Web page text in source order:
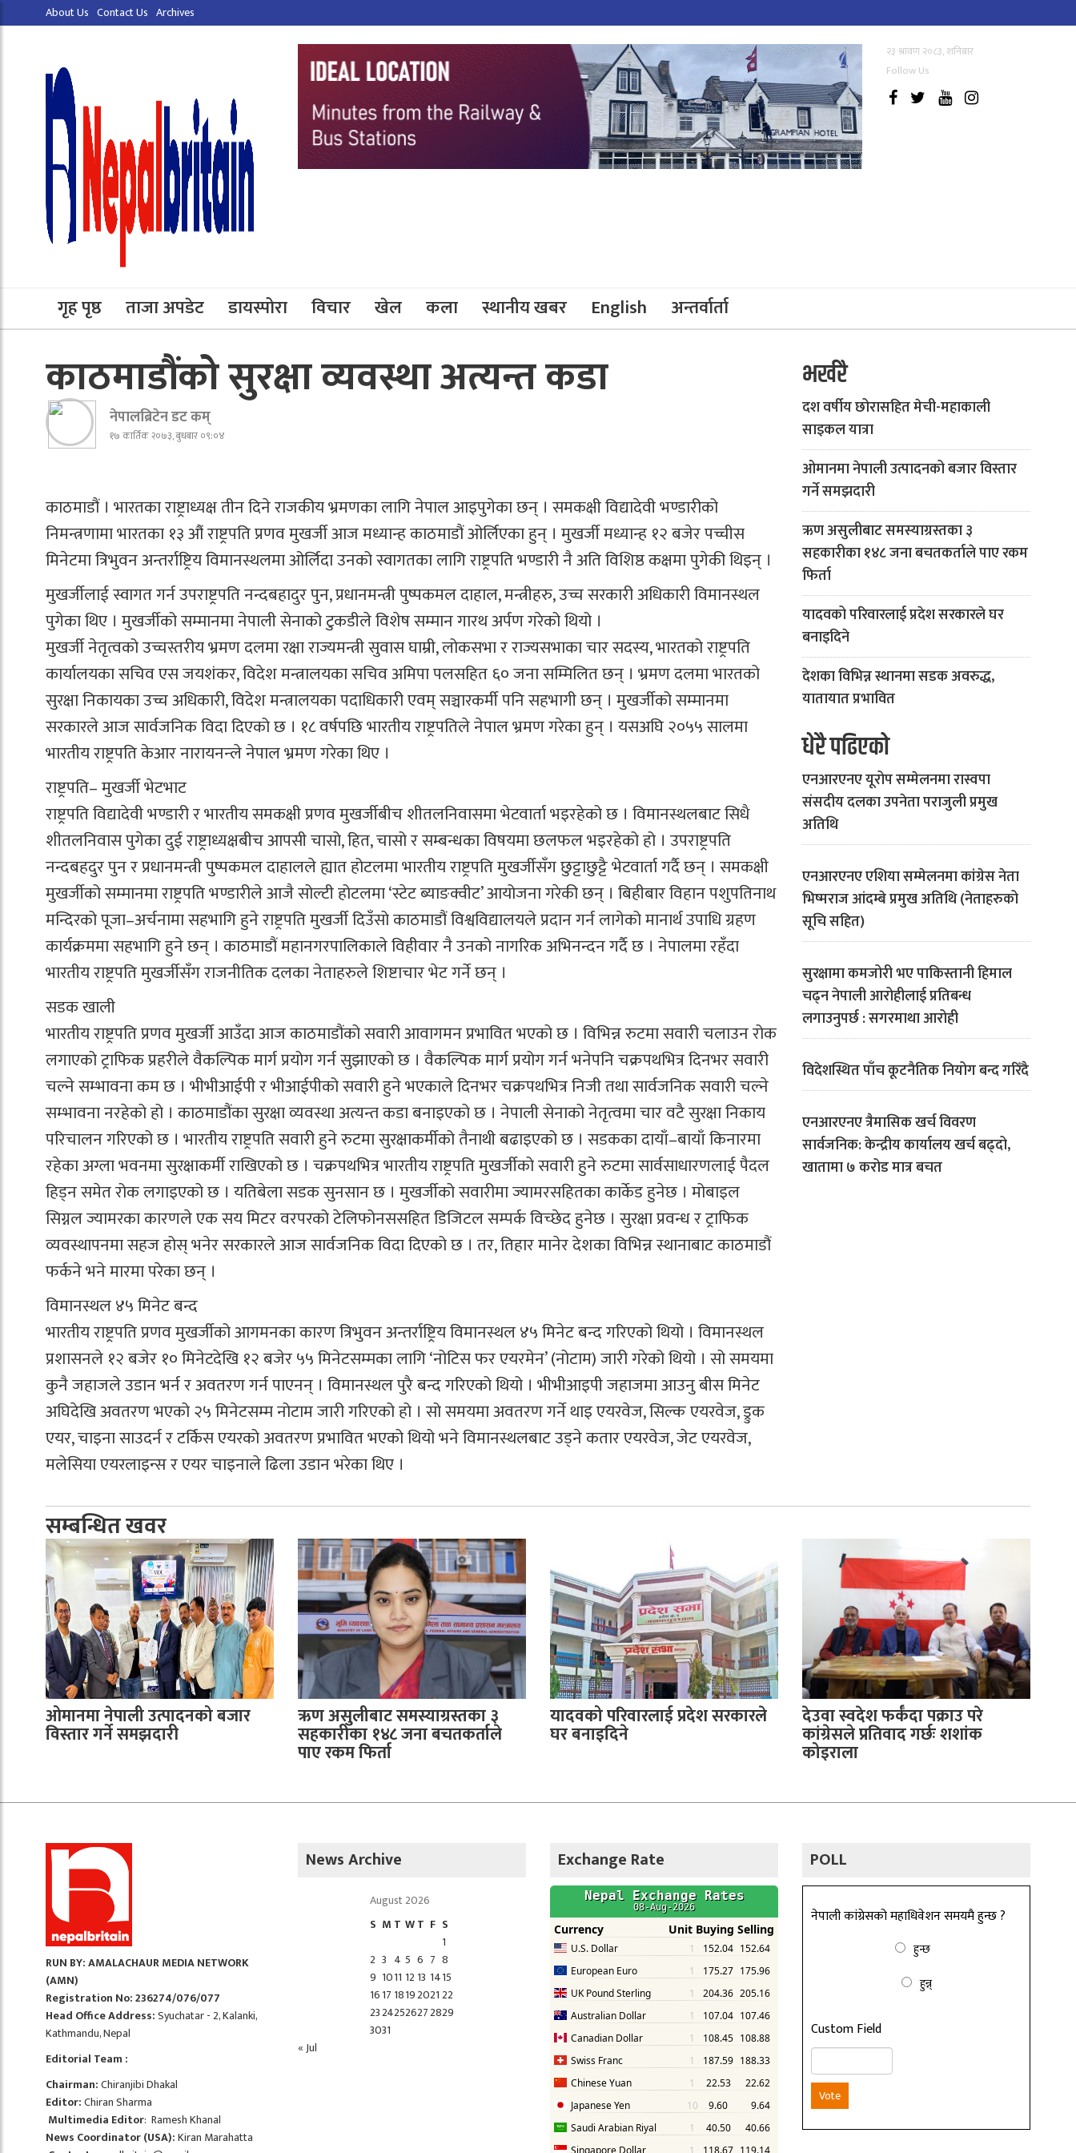
About Us Contact Us Archives
२३ श्रावण २०८३, शनिबार
Follow Us
गृह पृष्ठ ताजा अपडेट डायस्पोरा विचार खेल कला स्थानीय खबर English अन्तर्वार्ता
काठमाडौंको सुरक्षा व्यवस्था अत्यन्त कडा
नेपालब्रिटेन डट कम्
१७ कार्तिक २०७३, बुधबार ०९:०४
काठमाडौं । भारतका राष्ट्राध्यक्ष तीन दिने राजकीय भ्रमणका लागि नेपाल आइपुगेका छन् । समकक्षी विद्यादेवी भण्डारीको
निमन्त्रणामा भारतका १३ औं राष्ट्रपति प्रणव मुखर्जी आज मध्यान्ह काठमाडौं ओर्लिएका हुन् । मुखर्जी मध्यान्ह १२ बजेर पच्चीस
मिनेटमा त्रिभुवन अन्तर्राष्ट्रिय विमानस्थलमा ओर्लिदा उनको स्वागतका लागि राष्ट्रपति भण्डारी नै अति विशिष्ठ कक्षमा पुगेकी थिइन् ।
मुखर्जीलाई स्वागत गर्न उपराष्ट्रपति नन्दबहादुर पुन, प्रधानमन्त्री पुष्पकमल दाहाल, मन्त्रीहरु, उच्च सरकारी अधिकारी विमानस्थल
पुगेका थिए । मुखर्जीको सम्मानमा नेपाली सेनाको टुकडीले विशेष सम्मान गारथ अर्पण गरेको थियो ।
मुखर्जी नेतृत्वको उच्चस्तरीय भ्रमण दलमा रक्षा राज्यमन्त्री सुवास घाम्री, लोकसभा र राज्यसभाका चार सदस्य, भारतको राष्ट्रपति
कार्यालयका सचिव एस जयशंकर, विदेश मन्त्रालयका सचिव अमिपा पलसहित ६० जना सम्मिलित छन् । भ्रमण दलमा भारतको
सुरक्षा निकायका उच्च अधिकारी, विदेश मन्त्रालयका पदाधिकारी एवम् सञ्चारकर्मी पनि सहभागी छन् । मुखर्जीको सम्मानमा
सरकारले आज सार्वजनिक विदा दिएको छ । १८ वर्षपछि भारतीय राष्ट्रपतिले नेपाल भ्रमण गरेका हुन् । यसअघि २०५५ सालमा
भारतीय राष्ट्रपति केआर नारायनन्ले नेपाल भ्रमण गरेका थिए ।
राष्ट्रपति– मुखर्जी भेटभाट
राष्ट्रपति विद्यादेवी भण्डारी र भारतीय समकक्षी प्रणव मुखर्जीबीच शीतलनिवासमा भेटवार्ता भइरहेको छ । विमानस्थलबाट सिधै
शीतलनिवास पुगेका दुई राष्ट्राध्यक्षबीच आपसी चासो, हित, चासो र सम्बन्धका विषयमा छलफल भइरहेको हो । उपराष्ट्रपति
नन्दबहदुर पुन र प्रधानमन्त्री पुष्पकमल दाहालले ह्यात होटलमा भारतीय राष्ट्रपति मुखर्जीसँग छुट्टाछुट्टै भेटवार्ता गर्दै छन् । समकक्षी
मुखर्जीको सम्मानमा राष्ट्रपति भण्डारीले आजै सोल्टी होटलमा ‘स्टेट ब्याङक्वीट’ आयोजना गरेकी छन् । बिहीबार विहान पशुपतिनाथ
मन्दिरको पूजा–अर्चनामा सहभागि हुने राष्ट्रपति मुखर्जी दिउँसो काठमाडौं विश्वविद्यालयले प्रदान गर्न लागेको मानार्थ उपाधि ग्रहण
कार्यक्रममा सहभागि हुने छन् । काठमाडौं महानगरपालिकाले विहीवार नै उनको नागरिक अभिनन्दन गर्दै छ । नेपालमा रहँदा
भारतीय राष्ट्रपति मुखर्जीसँग राजनीतिक दलका नेताहरुले शिष्टाचार भेट गर्ने छन् ।
सडक खाली
भारतीय राष्ट्रपति प्रणव मुखर्जी आउँदा आज काठमाडौंको सवारी आवागमन प्रभावित भएको छ । विभिन्न रुटमा सवारी चलाउन रोक
लगाएको ट्राफिक प्रहरीले वैकल्पिक मार्ग प्रयोग गर्न सुझाएको छ । वैकल्पिक मार्ग प्रयोग गर्न भनेपनि चक्रपथभित्र दिनभर सवारी
चल्ने सम्भावना कम छ । भीभीआईपी र भीआईपीको सवारी हुने भएकाले दिनभर चक्रपथभित्र निजी तथा सार्वजनिक सवारी चल्ने
सम्भावना नरहेको हो । काठमाडौंका सुरक्षा व्यवस्था अत्यन्त कडा बनाइएको छ । नेपाली सेनाको नेतृत्वमा चार वटै सुरक्षा निकाय
परिचालन गरिएको छ । भारतीय राष्ट्रपति सवारी हुने रुटमा सुरक्षाकर्मीको तैनाथी बढाइएको छ । सडकका दायाँ–बायाँ किनारमा
रहेका अग्ला भवनमा सुरक्षाकर्मी राखिएको छ । चक्रपथभित्र भारतीय राष्ट्रपति मुखर्जीको सवारी हुने रुटमा सार्वसाधारणलाई पैदल
हिड्न समेत रोक लगाइएको छ । यतिबेला सडक सुनसान छ । मुखर्जीको सवारीमा ज्यामरसहितका कार्केड हुनेछ । मोबाइल
सिग्नल ज्यामरका कारणले एक सय मिटर वरपरको टेलिफोनससहित डिजिटल सम्पर्क विच्छेद हुनेछ । सुरक्षा प्रवन्ध र ट्राफिक
व्यवस्थापनमा सहज होस् भनेर सरकारले आज सार्वजनिक विदा दिएको छ । तर, तिहार मानेर देशका विभिन्न स्थानाबाट काठमाडौं
फर्कने भने मारमा परेका छन् ।
विमानस्थल ४५ मिनेट बन्द
भारतीय राष्ट्रपति प्रणव मुखर्जीको आगमनका कारण त्रिभुवन अन्तर्राष्ट्रिय विमानस्थल ४५ मिनेट बन्द गरिएको थियो । विमानस्थल
प्रशासनले १२ बजेर १० मिनेटदेखि १२ बजेर ५५ मिनेटसम्मका लागि ‘नोटिस फर एयरमेन’ (नोटाम) जारी गरेको थियो । सो समयमा
कुनै जहाजले उडान भर्न र अवतरण गर्न पाएनन् । विमानस्थल पुरै बन्द गरिएको थियो । भीभीआइपी जहाजमा आउनु बीस मिनेट
अघिदेखि अवतरण भएको २५ मिनेटसम्म नोटाम जारी गरिएको हो । सो समयमा अवतरण गर्ने थाइ एयरवेज, सिल्क एयरवेज, ड्रुक
एयर, चाइना साउदर्न र टर्किस एयरको अवतरण प्रभावित भएको थियो भने विमानस्थलबाट उड्ने कतार एयरवेज, जेट एयरवेज,
मलेसिया एयरलाइन्स र एयर चाइनाले ढिला उडान भरेका थिए ।
भर्खरै
दश वर्षीय छोरासहित मेची-महाकाली
साइकल यात्रा
ओमानमा नेपाली उत्पादनको बजार विस्तार
गर्ने समझदारी
ऋण असुलीबाट समस्याग्रस्तका ३
सहकारीका १४८ जना बचतकर्ताले पाए रकम
फिर्ता
यादवको परिवारलाई प्रदेश सरकारले घर
बनाइदिने
देशका विभिन्न स्थानमा सडक अवरुद्ध,
यातायात प्रभावित
धेरै पढिएको
एनआरएनए यूरोप सम्मेलनमा रास्वपा
संसदीय दलका उपनेता पराजुली प्रमुख
अतिथि
एनआरएनए एशिया सम्मेलनमा कांग्रेस नेता
भिष्मराज आंदम्बे प्रमुख अतिथि (नेताहरुको
सूचि सहित)
सुरक्षामा कमजोरी भए पाकिस्तानी हिमाल
चढ्न नेपाली आरोहीलाई प्रतिबन्ध
लगाउनुपर्छ : सगरमाथा आरोही
विदेशस्थित पाँच कूटनैतिक नियोग बन्द गरिँदै
एनआरएनए त्रैमासिक खर्च विवरण
सार्वजनिक: केन्द्रीय कार्यालय खर्च बढ्दो,
खातामा ७ करोड मात्र बचत
सम्बन्धित खवर
ओमानमा नेपाली उत्पादनको बजार
विस्तार गर्ने समझदारी
ऋण असुलीबाट समस्याग्रस्तका ३
सहकारीका १४८ जना बचतकर्ताले
पाए रकम फिर्ता
यादवको परिवारलाई प्रदेश सरकारले
घर बनाइदिने
देउवा स्वदेश फर्कँदा पक्राउ परे
कांग्रेसले प्रतिवाद गर्छः शशांक
कोइराला
RUN BY: AMALACHAUR MEDIA NETWORK
(AMN)
Registration No: 236274/076/077
Head Office Address:Syuchatar - 2, Kalanki,
Kathmandu, Nepal
Editorial Team :
Chairman:Chiranjibi Dhakal
Editor:Chiran Sharma
Multimedia Editor: Ramesh Khanal
News Coordinator (USA):Kiran Marahatta
News Archive
August 2026
S M T WT F S
1
2 3 4 5 6 7 8
9 1011 12 13 1415
1617 1819202122
23242526272829
3031
« Jul
Exchange Rate POLL
नेपाली कांग्रेसको महाधिवेशन समयमै हुन्छ ?
हुन्छ
हुन्न्
Custom Field
Vote